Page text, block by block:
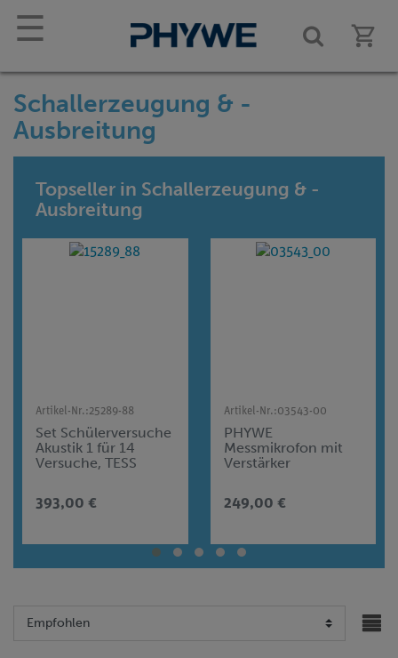
☰
Schallerzeugung & -
Ausbreitung
Topseller in Schallerzeugung & -
Ausbreitung
Artikel-Nr.:25289-88
Set Schülerversuche
Akustik 1 für 14
Versuche, TESS
393,00 €
Artikel-Nr.:03543-00
PHYWE
Messmikrofon mit
Verstärker
249,00 €